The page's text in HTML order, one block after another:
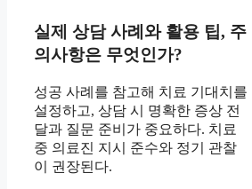
실제 상담 사례와 활용 팁, 주
의사항은 무엇인가?
성공 사례를 참고해 치료 기대치를
설정하고, 상담 시 명확한 증상 전
달과 질문 준비가 중요하다. 치료
중 의료진 지시 준수와 정기 관찰
이 권장된다.